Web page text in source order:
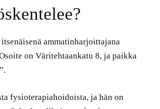
ammatinharjoittajana
on Väritehtaankatu 8, ja paikka
fysioterapiahoidoista, ja hän on